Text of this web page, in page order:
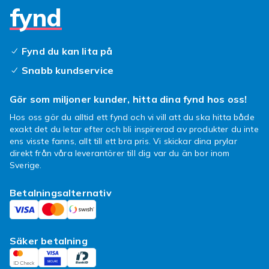
minimalistisk paketering – allt för att hålla
fokus på helhetskänslan snarare än detaljer
som sticker ut.
Ett brett sortiment – för
enhetlig teknikstil
Holdit erbjuder ett brett sortiment av
mobilskal, AirPods‑fodral, korthållare,
mobilplånböcker, väskor, laddare, kablar och
tillbehör – alla med en gemensam
kollektionstänk möjliggör Holdit enhetliga
accessoaruppsättningar där allt matchar – från
personlig, genomtänkt stil även när det
kommer till teknikprodukter. Mobilskalen finns
fynd
Fynd du kan lita på
Snabb kundservice
Gör som miljoner kunder, hitta dina fynd hos oss!
Hos oss gör du alltid ett fynd och vi vill att du ska hitta både
exakt det du letar efter och bli inspirerad av produkter du inte
ens visste fanns, allt till ett bra pris. Vi skickar dina prylar
direkt från våra leverantörer till dig var du än bor inom
Sverige.
Betalningsalternativ
Säker betalning